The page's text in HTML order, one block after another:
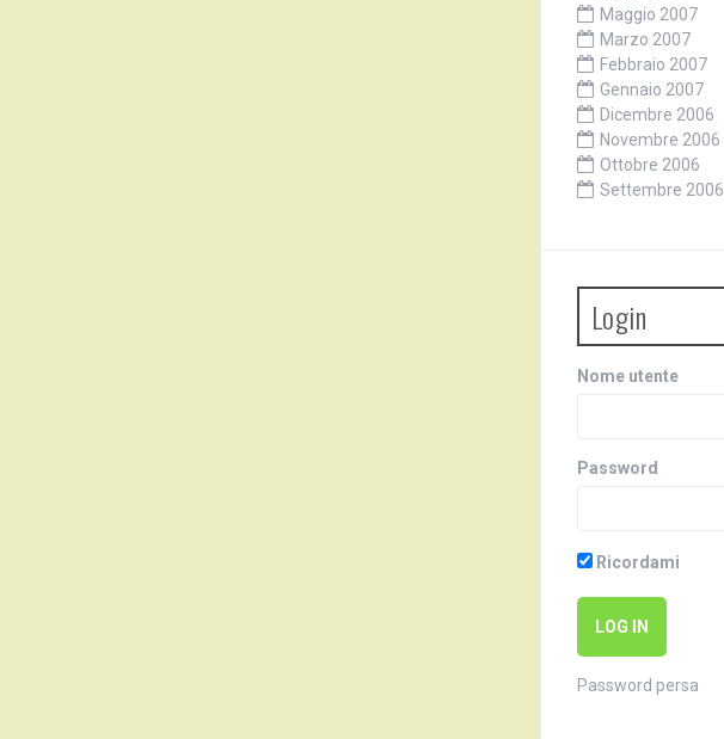
Maggio 2007
Marzo 2007
Febbraio 2007
Gennaio 2007
Dicembre 2006
Novembre 2006
Ottobre 2006
Settembre 2006
Login
Nome utente
Password
Ricordami
Password persa